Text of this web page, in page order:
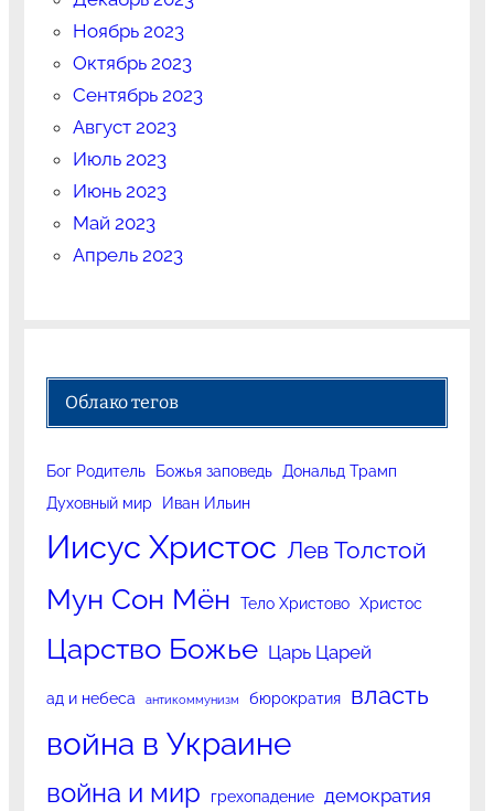
Ноябрь 2023
Октябрь 2023
Сентябрь 2023
Август 2023
Июль 2023
Июнь 2023
Май 2023
Апрель 2023
Облако тегов
Бог Родитель Божья заповедь
Дональд Трамп
Духовный мир
Иван Ильин
Иисус Христос Лев Толстой
Мун Сон Мён Тело Христово Христос
Царство Божье Царь Царей
ад и небеса антикоммунизм бюрократия власть
война в Украине
война и мир грехопадение демократия